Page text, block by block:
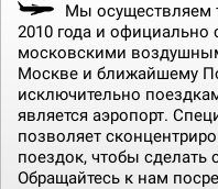
Мы осуществляем
2010 года и официально
московскими
Москве и ближайшему
исключительно
является аэропорт.
позволяет
поездок, чтобы сделать
Обращайтесь к нам